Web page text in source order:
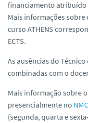
financiamento atribuído
Mais informações sobre
curso ATHENS
ECTS.
As ausências do
combinadas com o
Mais informação sobre
presencialmente no
(segunda, quarta e